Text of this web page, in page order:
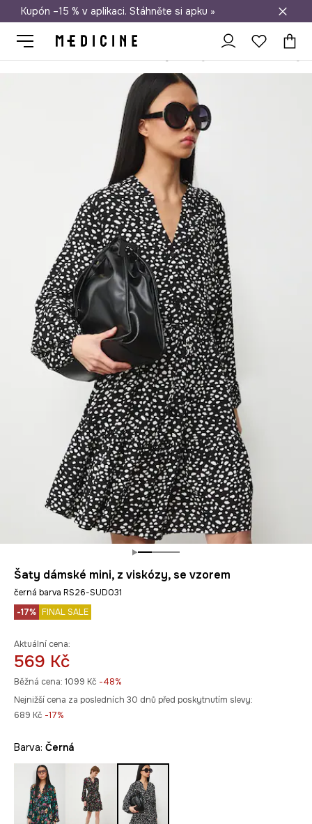
Doprava zdarma při nákupu nad 1 200 Kč
Kupón –15 % v aplikaci. Stáhněte si apku »
Šaty dámské mini, z viskózy, se vzorem
černá barva RS26-SUD031
-17% FINAL SALE
Aktuální cena:
569 Kč
Běžná cena: 1099 Kč -48%
Nejnižší cena za posledních 30 dnů před poskytnutím slevy:
689 Kč -17%
Barva: černá